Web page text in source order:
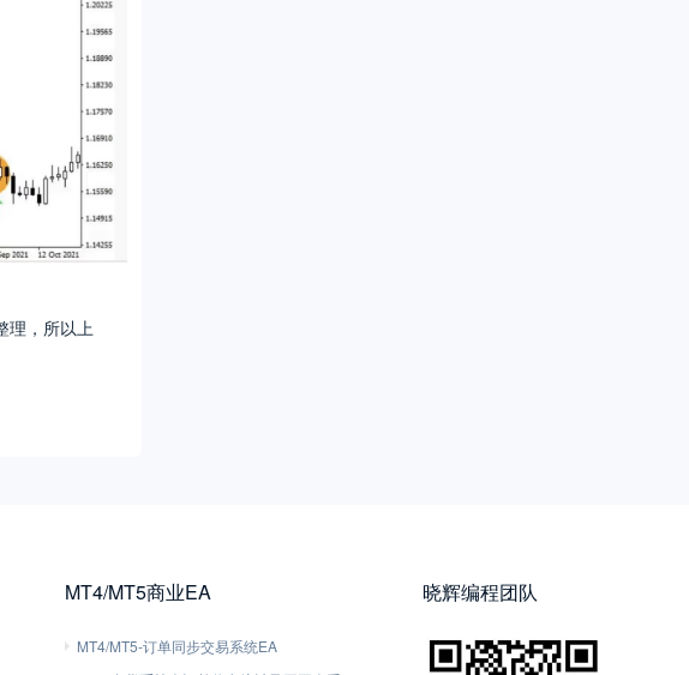
理，所以上
MT4/MT5商业EA
MT4/MT5-订单同步交易系统EA
晓辉编程团队